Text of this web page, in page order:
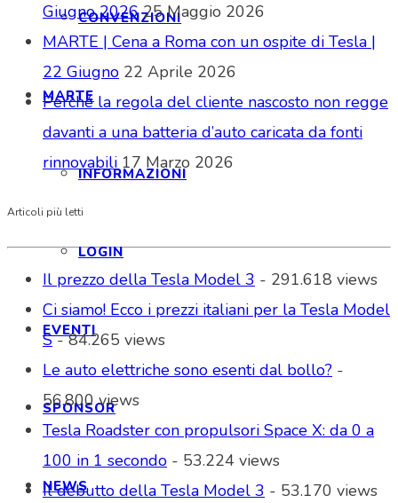
CONVENZIONI
MARTE
INFORMAZIONI
LOGIN
EVENTI
SPONSOR
NEWS
Giugno 2026 25 Maggio 2026
MARTE | Cena a Roma con un ospite di Tesla |
22 Giugno 22 Aprile 2026
Perché la regola del cliente nascosto non regge
davanti a una batteria d’auto caricata da fonti
rinnovabili 17 Marzo 2026
Articoli più letti
Il prezzo della Tesla Model 3 - 291.618 views
Ci siamo! Ecco i prezzi italiani per la Tesla Model
S- 84.265 views
Le auto elettriche sono esenti dal bollo? -
56.800 views
Tesla Roadster con propulsori Space X: da 0 a
100 in 1 secondo - 53.224 views
Il debutto della Tesla Model 3 - 53.170 views